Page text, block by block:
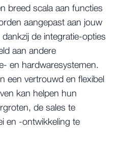
breed scala aan functies
aangepast aan jouw
de integratie-opties
aan andere
en hardwaresystemen.
een vertrouwd en flexibel
kan helpen hun
de sales te
en -ontwikkeling te